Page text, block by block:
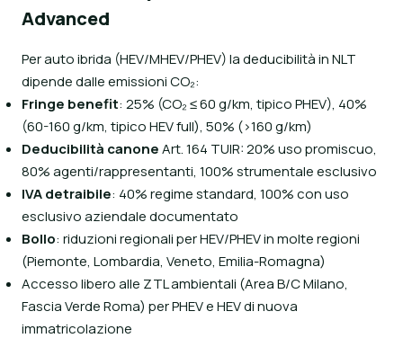
Advanced
Per auto ibrida (HEV/MHEV/PHEV) la deducibilità in NLT
dipende dalle emissioni CO₂:
Fringe benefit: 25% (CO₂ ≤ 60 g/km, tipico PHEV), 40%
(60-160 g/km, tipico HEV full), 50% (>160 g/km)
Deducibilità canoneArt. 164 TUIR: 20% uso promiscuo,
80% agenti/rappresentanti, 100% strumentale esclusivo
IVA detraibile: 40% regime standard, 100% con uso
esclusivo aziendale documentato
Bollo: riduzioni regionali per HEV/PHEV in molte regioni
(Piemonte, Lombardia, Veneto, Emilia-Romagna)
Accesso libero alle ZTL ambientali (Area B/C Milano,
Fascia Verde Roma) per PHEV e HEV di nuova
immatricolazione